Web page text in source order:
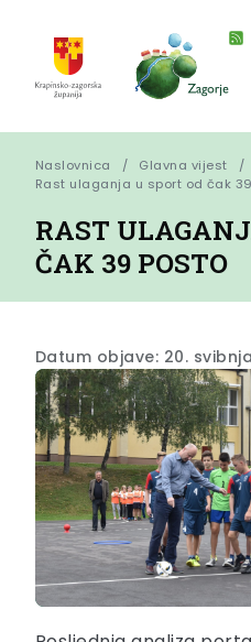
Naslovnica
Glavna vijest
Rast ulaganja u sport od čak
RAST
ČAK 39 POSTO
Datum objave: 20.